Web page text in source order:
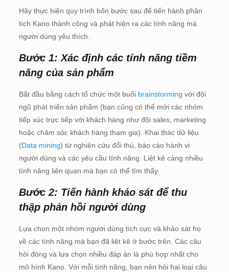
Hãy thực hiện quy trình bốn bước sau để tiến hành phân
tích Kano thành công và phát hiện ra các tính năng mà
người dùng yêu thích.
Bước 1: Xác định các tính năng tiềm
năng của sản phẩm
Bắt đầu bằng cách tổ chức một buổi brainstorming với đội
ngũ phát triển sản phẩm (bạn cũng có thể mời các nhóm
tiếp xúc trực tiếp với khách hàng như đội sales, marketing
hoặc chăm sóc khách hàng tham gia). Khai thác dữ liệu
(Data mining) từ nghiên cứu đối thủ, báo cáo hành vi
người dùng và các yêu cầu tính năng. Liệt kê càng nhiều
tính năng liên quan mà bạn có thể tìm thấy.
Bước 2: Tiến hành khảo sát để thu
thập phản hồi người dùng
Lựa chọn một nhóm người dùng tích cực và khảo sát họ
về các tính năng mà bạn đã liệt kê ở bước trên. Các câu
hỏi đóng và lựa chọn nhiều đáp án là phù hợp nhất cho
mô hình Kano. Với mỗi tính năng, bạn nên hỏi hai loại câu